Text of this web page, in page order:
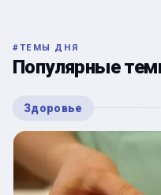
#ТЕМЫ ДНЯ
Популярные
Здоровье